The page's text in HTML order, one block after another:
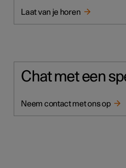
Laat van je horen
Chat met een
Neem contact met ons op